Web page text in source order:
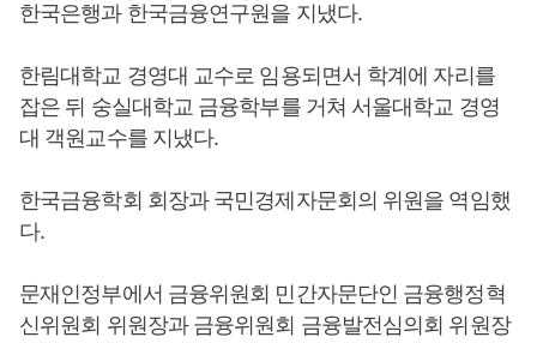
한국은행과 한국금융연구원을 지냈다.
한림대학교 경영대 교수로 임용되면서 학계에 자리를
잡은 뒤 숭실대학교 금융학부를 거쳐 서울대학교 경영
대 객원교수를 지냈다.
한국금융학회 회장과 국민경제자문회의 위원을 역임했
다.
문재인정부에서 금융위원회 민간자문단인 금융행정혁
신위원회 위원장과 금융위원회 금융발전심의회 위원장